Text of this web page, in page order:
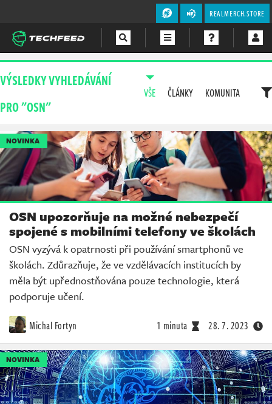
REALMERCH.STORE
Magazín
Videa
Soutěže
VÝSLEDKY VYHLEDÁVÁNÍ
PRO "OSN"
VŠE ČLÁNKY KOMUNITA
NOVINKA
OSN upozorňuje na možné nebezpečí
spojené s mobilními telefony ve školách
OSN vyzývá k opatrnosti při používání smartphonů ve
školách. Zdůrazňuje, že ve vzdělávacích institucích by
měla být upřednostňována pouze technologie, která
podporuje učení.
Michal Fortyn 1 minuta 28. 7. 2023
NOVINKA